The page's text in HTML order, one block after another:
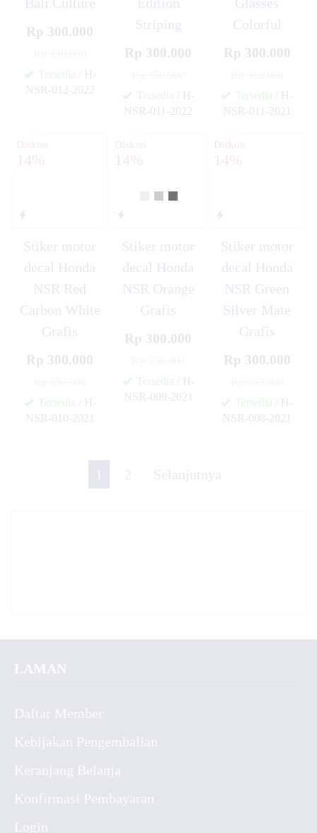
Rp 300.000
Tersedia / H-
NSR-012-2022
Striping
Rp 300.000
Tersedia / H-
NSR-011-2022
Colorful
Rp 300.000
Tersedia / H-
NSR-011-2021
Diskon
14%
Stiker motor
decal Honda
NSR Red
Carbon White
Grafis
Rp 300.000
Tersedia / H-
NSR-010-2021
Diskon
14%
Stiker motor
decal Honda
NSR Orange
Grafis
Rp 300.000
Tersedia / H-
NSR-009-2021
Diskon
14%
Stiker motor
decal Honda
NSR Green
Silver Mate
Grafis
Rp 300.000
Tersedia / H-
NSR-008-2021
1 2 Selanjutnya
LAMAN
Daftar Member
Kebijakan Pengembalian
Keranjang Belanja
Konfirmasi Pembayaran
Login